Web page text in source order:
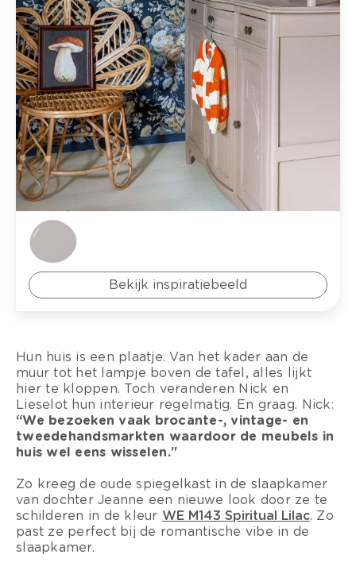
Bekijk inspiratiebeeld
Hun huis is een plaatje. Van het kader aan de
muur tot het lampje boven de tafel, alles lijkt
hier te kloppen. Toch veranderen Nick en
Lieselot hun interieur regelmatig. En graag. Nick:
“We bezoeken vaak brocante-, vintage- en
tweedehandsmarkten waardoor de meubels in
huis wel eens wisselen."
Zo kreeg de oude spiegelkast in de slaapkamer
van dochter Jeanne een nieuwe look door ze te
schilderen in de kleur WE M143 Spiritual Lilac. Zo
past ze perfect bij de romantische vibe in de
slaapkamer.